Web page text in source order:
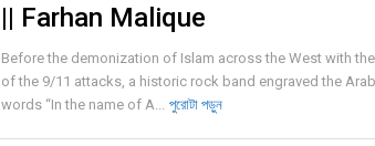
|| Farhan Malique
Before the demonization of Islam across the West with
of the 9/11 attacks, a historic rock band engraved the
words “In the name of A... পুরোটা পড়ুন